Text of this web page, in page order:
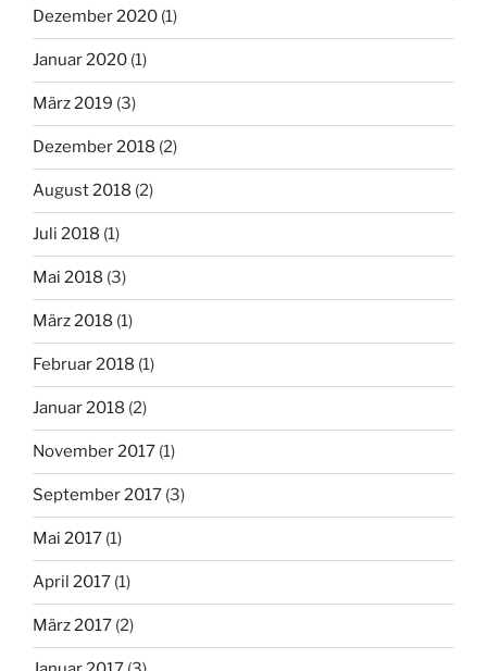
Dezember 2020 (1)
Januar 2020 (1)
März 2019 (3)
Dezember 2018 (2)
August 2018 (2)
Juli 2018 (1)
Mai 2018 (3)
März 2018 (1)
Februar 2018 (1)
Januar 2018 (2)
November 2017 (1)
September 2017 (3)
Mai 2017 (1)
April 2017 (1)
März 2017 (2)